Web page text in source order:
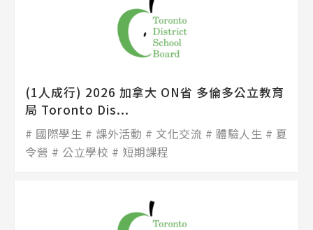
(1人成行) 2026 加拿大 ON省 多倫多公立教育
局 Toronto Dis...
國際學生 課外活動 文化交流 體驗人生
夏
令營
公立學校 短期課程